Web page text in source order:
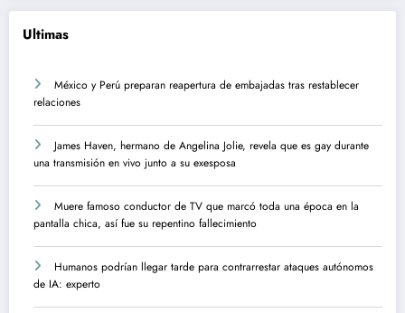
Ultimas
México y Perú preparan reapertura de embajadas tras restablecer
relaciones
James Haven, hermano de Angelina Jolie, revela que es gay durante
una transmisión en vivo junto a su exesposa
Muere famoso conductor de TV que marcó toda una época en la
pantalla chica, así fue su repentino fallecimiento
Humanos podrían llegar tarde para contrarrestar ataques autónomos
de IA: experto